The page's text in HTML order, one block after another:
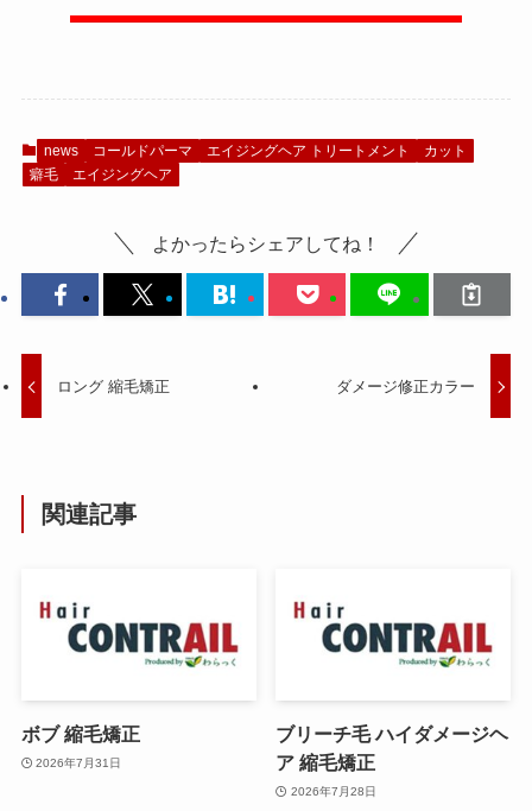
news コールドパーマ エイジングヘア トリートメント
カット
癖毛
エイジングヘア
よかったらシェアしてね！
ロング 縮毛矯正 ダメージ修正カラー
関連記事
ボブ 縮毛矯正
2026年7月31日
ブリーチ毛 ハイダメージヘ
ア 縮毛矯正
2026年7月28日